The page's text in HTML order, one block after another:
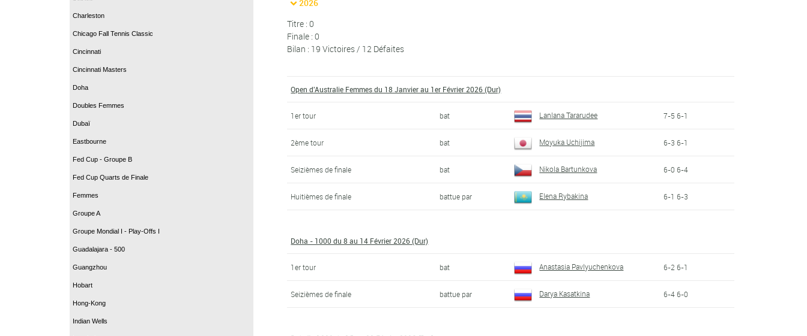
Charleston
Chicago Fall Tennis Classic
Cincinnati
Cincinnati Masters
Doha
Doubles Femmes
Dubaï
Eastbourne
Fed Cup - Groupe B
Fed Cup Quarts de Finale
Femmes
Groupe A
Groupe Mondial I - Play-Offs I
Guadalajara - 500
Guangzhou
Hobart
Hong-Kong
Indian Wells
2026
Titre : 0
Finale : 0
Bilan : 19 Victoires / 12 Défaites
Open d'Australie Femmes du 18 Janvier au 1er Février 2026 (Dur)
1er tour bat Lanlana Tararudee 7-5 6-1
2ème tour bat Moyuka Uchijima 6-3 6-1
Seizièmes de finale bat Nikola Bartunkova 6-0 6-4
Huitièmes de finale battue par Elena Rybakina 6-1 6-3
Doha - 1000 du 8 au 14 Février 2026 (Dur)
1er tour bat Anastasia Pavlyuchenkova 6-2 6-1
Seizièmes de finale battue par Darya Kasatkina 6-4 6-0